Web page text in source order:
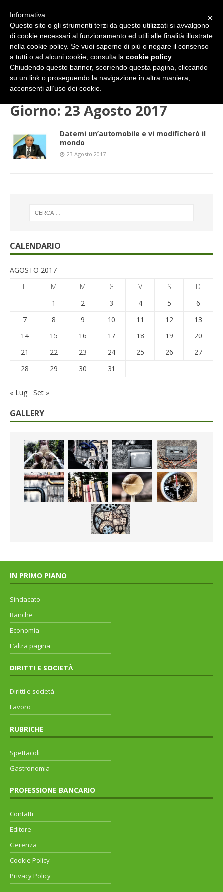
2017 AGOSTO
Giorno: 23 Agosto 2017
Datemi un’automobile e vi modificherò il
mondo
23 Agosto 2017
CALENDARIO
AGOSTO 2017
L
M M G V S
D
1
2 3 4 5
6
7
8 9 10 11 12
13
14
15 16 17 18 19
20
21
22 23 24 25 26
27
28
29 30 31
« Lug Set »
GALLERY
IN PRIMO PIANO
Sindacato
Banche
Economia
L’altra pagina
DIRITTI E SOCIETÀ
Diritti e società
Lavoro
RUBRICHE
Spettacoli
Gastronomia
PROFESSIONE BANCARIO
Contatti
Editore
Gerenza
Cookie Policy
Privacy Policy
×
Informativa
Questo sito o gli strumenti terzi da questo utilizzati si avvalgono
di cookie necessari al funzionamento ed utili alle finalità illustrate
nella cookie policy. Se vuoi saperne di più o negare il consenso
a tutti o ad alcuni cookie, consulta la cookie policy
Chiudendo questo banner, scorrendo questa pagina, cliccando
su un link o proseguendo la navigazione in altra maniera,
acconsenti all’uso dei cookie.